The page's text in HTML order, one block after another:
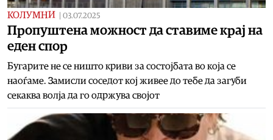
КОЛУМНИ 03.07.2025
Пропуштена можност да ставиме крај на
еден спор
Бугарите не се ништо криви за состојбата во која се
наоѓаме. Замисли соседот кој живее до тебе да загуби
секаква волја да го одржува својот